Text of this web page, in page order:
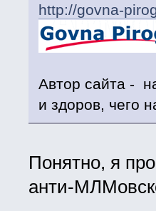
http://govna-
Автор сайта -
и здоров, чего
Понятно, я
анти-